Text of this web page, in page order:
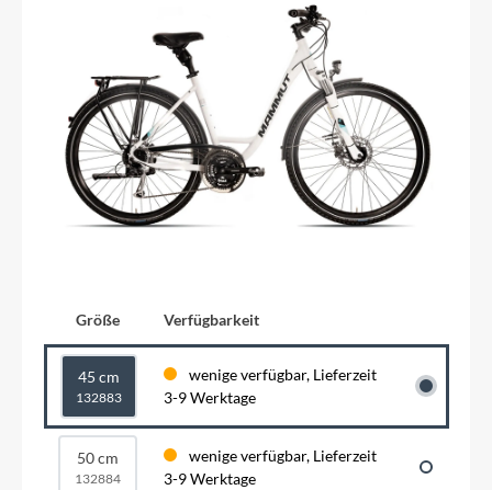
Größe Verfügbarkeit
45 cm
132883
wenige verfügbar, Lieferzeit
3-9 Werktage
50 cm
132884
wenige verfügbar, Lieferzeit
3-9 Werktage